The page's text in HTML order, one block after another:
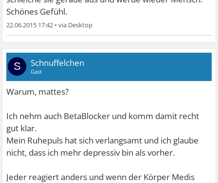
Schönes Gefühl.
22.06.2015 17:42 •
S Schnuffelchen
Gast
Warum, mattes?
Ich nehm auch BetaBlocker und komm damit recht
gut klar.
Mein Ruhepuls hat sich verlangsamt und ich glaube
nicht, dass ich mehr depressiv bin als vorher.
Jeder reagiert anders und wenn der Körper Medis